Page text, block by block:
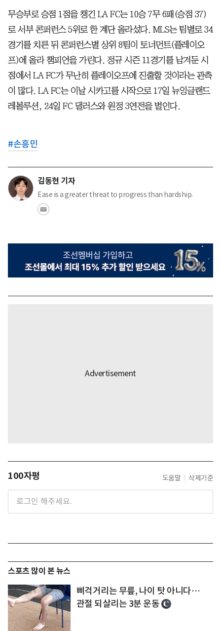
무승부로 승점 1점을 챙긴 LA FC는 10승 7무 6패(승점 37)
로 서부 콘퍼런스 5위로 한 계단 올라섰다. MLS는 팀별로 34
경기를 치른 뒤 콘퍼런스별 상위 8팀이 토너먼트(플레이오
프)에 올라 챔피언을 가린다. 정규 시즌 11경기를 남겨둔 시
점에서 LA FC가 무난히 플레이오프에 진출할 것이라는 관측
이 많다. LA FC는 이날 시카고를 시작으로 17일 뉴잉글랜드
레볼루션, 24일 FC 댈러스와 원정 3연전을 벌인다.
#손흥민
김동현 기자
Ease is a greater threat to progress than hardship.
100자평 도움말 삭제기준
스포츠 많이 본 뉴스
삐걱거리는 무릎, 나이 탓 아니다…
관절 되살리는 3분 운동